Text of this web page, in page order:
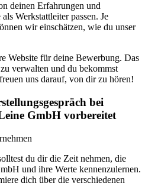
deinen Erfahrungen und
Werkstattleiter passen. Je
wir einschätzen, wie du unser
Website für deine Bewerbung. Das
verwalten und du bekommst
uns darauf, von dir zu hören!
bei
GmbH vorbereitet
du dir die Zeit nehmen, die
und ihre Werte kennenzulernen.
dich über die verschiedenen